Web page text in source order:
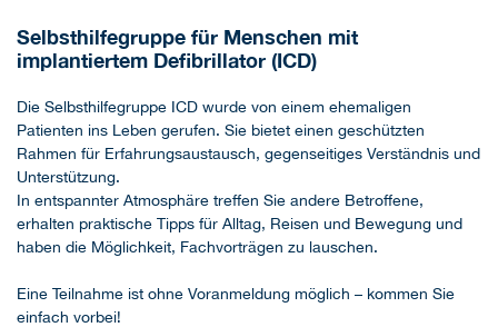
Selbsthilfegruppe für Menschen mit
implantiertem Defibrillator (ICD)
Die Selbsthilfegruppe ICD wurde von einem ehemaligen
Patienten ins Leben gerufen. Sie bietet einen geschützten
Rahmen für Erfahrungsaustausch, gegenseitiges Verständnis und
Unterstützung.
In entspannter Atmosphäre treffen Sie andere Betroffene,
erhalten praktische Tipps für Alltag, Reisen und Bewegung und
haben die Möglichkeit, Fachvorträgen zu lauschen.
Eine Teilnahme ist ohne Voranmeldung möglich – kommen Sie
einfach vorbei!